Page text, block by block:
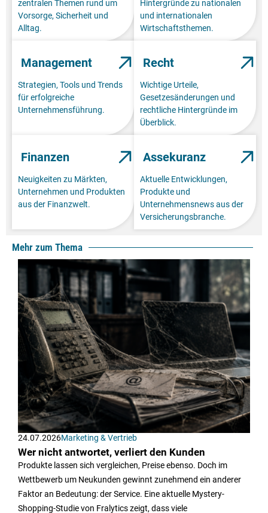
zentralen Themen rund um
Vorsorge, Sicherheit und
Alltag.
Hintergründe zu nationalen
und internationalen
Wirtschaftsthemen.
Management
Strategien, Tools und Trends
für erfolgreiche
Unternehmensführung.
Recht
Wichtige Urteile,
Gesetzesänderungen und
rechtliche Hintergründe im
Überblick.
Finanzen
Neuigkeiten zu Märkten,
Unternehmen und Produkten
aus der Finanzwelt.
Assekuranz
Aktuelle Entwicklungen,
Produkte und
Unternehmensnews aus der
Versicherungsbranche.
Mehr zum Thema
24.07.2026Marketing & Vertrieb
Wer nicht antwortet, verliert den Kunden
Produkte lassen sich vergleichen, Preise ebenso. Doch im
Wettbewerb um Neukunden gewinnt zunehmend ein anderer
Faktor an Bedeutung: der Service. Eine aktuelle Mystery-
Shopping-Studie von Fralytics zeigt, dass viele